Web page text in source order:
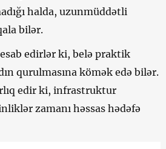
halda, uzunmüddətli
bilər.
edirlər ki, belə praktik
qurulmasına kömək edə bilər.
edir ki, infrastruktur
zamanı həssas hədəfə